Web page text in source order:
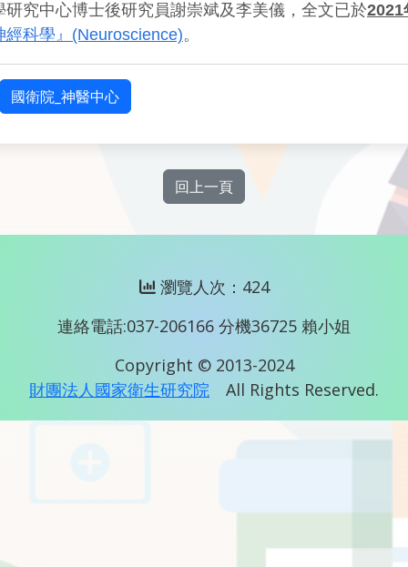
研究中心博士後研究員謝崇斌及李美儀，全文已於2021
經科學』(Neuroscience)。
國衛院_神醫中心
回上一頁
瀏覽人次：424
連絡電話:037-206166 分機36725 賴小姐
Copyright © 2013-2024
財團法人國家衛生研究院
All Rights Reserved.